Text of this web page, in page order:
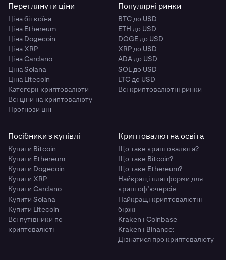
Переглянути ціни
Ціна біткоїна
Ціна Ethereum
Ціна Dogecoin
Ціна XRP
Ціна Cardano
Ціна Solana
Ціна Litecoin
Категорії криптовалюти
Всі ціни на криптовалюту
Прогнози цін
Популярні ринки
BTC до USD
ETH до USD
DOGE до USD
XRP до USD
ADA до USD
SOL до USD
LTC до USD
Всі криптовалютні ринки
Посібники з купівлі
Купити Bitcoin
Купити Ethereum
Купити Dogecoin
Купити XRP
Купити Cardano
Купити Solana
Купити Litecoin
Всі путівники по
криптовалюті
Криптовалютна освіта
Що таке криптовалюта?
Що таке Bitcoin?
Що таке Ethereum?
Найкращі платформи для
криптоф’ючерсів
Найкращі криптовалютні
біржі
Kraken і Coinbase
Kraken і Binance:
Дізнатися про криптовалюту